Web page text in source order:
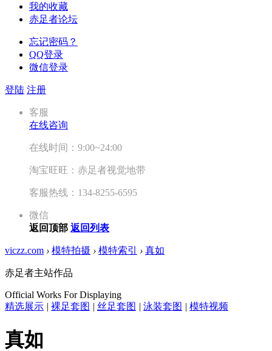
我的收藏
赤足者论坛
忘记密码？
QQ登录
微信登录
登陆 注册
客服
在线咨询
在线时间：9:00~24:00
淘宝旺旺：赤足者视觉地带
客服热线：134-8255-6595
微信
返回顶部 返回列表
viczz.com › 模特拍摄 › 模特索引 › 真如
赤足者主站作品
Official Works For Displaying
精选展示 | 裸足套图 | 丝足套图 | 泳装套图 | 模特视频
真如